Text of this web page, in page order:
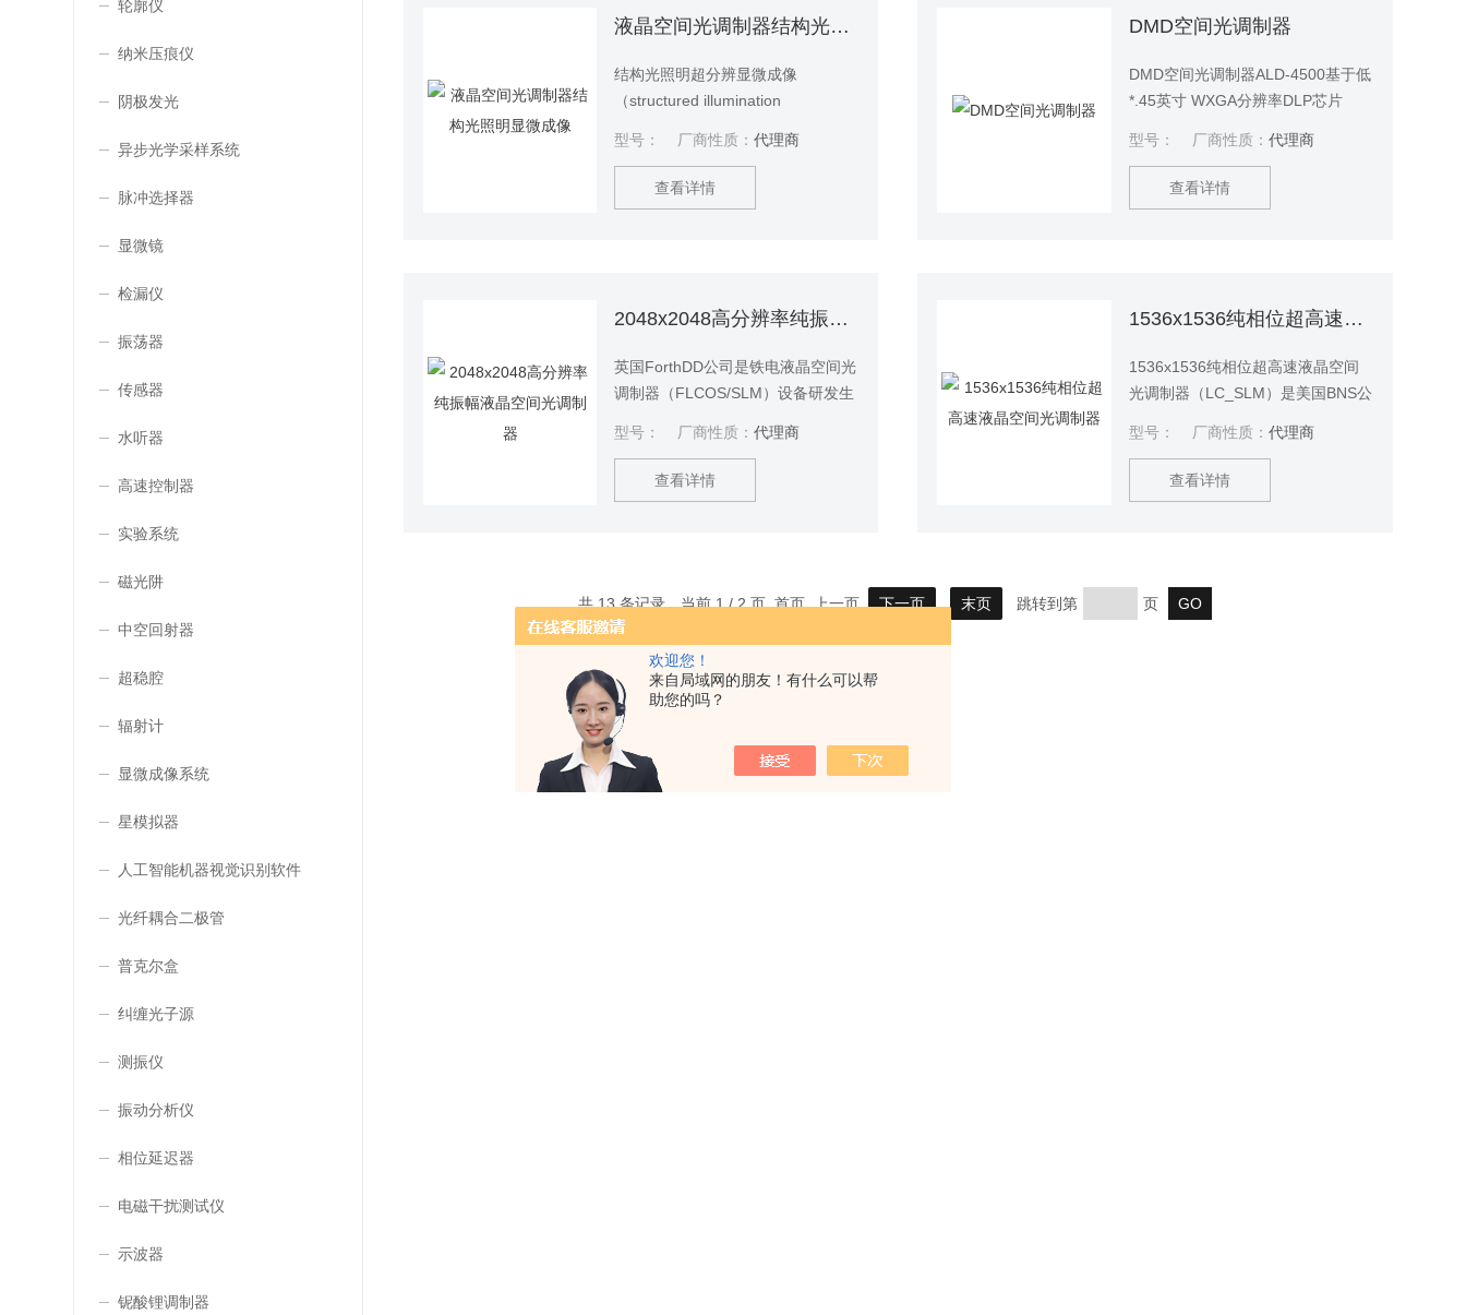
欢迎您！
来自局域网的朋友！有什么可以帮
助您的吗？
轮廓仪
纳米压痕仪
阴极发光
异步光学采样系统
脉冲选择器
显微镜
检漏仪
振荡器
传感器
水听器
高速控制器
实验系统
磁光阱
中空回射器
超稳腔
辐射计
显微成像系统
星模拟器
人工智能机器视觉识别软件
光纤耦合二极管
普克尔盒
纠缠光子源
测振仪
振动分析仪
相位延迟器
电磁干扰测试仪
示波器
铌酸锂调制器
器
液晶空间光调制器结构光照明显微成像
结构光照明超分辨显微成像
（structured illumination
平行的ON-OFF实现超分辨；在实际
使用时，通过在照明光路中插入一
个结构光的发生装置（如光栅，空
调制光所产生的荧光信号再被相机
明显微成像
型号： 厂商性质：代理商
查看详情
DMD空间光调制器
DMD空间光调制器ALD-4500基于低
*.45英寸 WXGA分辨率DLP芯片
接口，板载内存可存储7000张
912x1140分辨率二值图形数据，投
影帧频高达6.66kHz，内置SDK支持
3D打印。
型号： 厂商性质：代理商
查看详情
2048x2048高分辨率纯振幅液晶空间光调制器
英国ForthDD公司是铁电液晶空间光
调制器（FLCOS/SLM）设备研发生
光调制器（FLCOS）可用于振幅调
制或者二值相位调制,2048x2048高
分辨率纯振幅液晶空间光调制器
型号： 厂商性质：代理商
查看详情
1536x1536纯相位超高速液晶空间光调制器
1536x1536纯相位超高速液晶空间
光调制器（LC_SLM）是美国BNS公
品。 该款纯相位液晶空间光调制器
（SLM）具有分辨率高
（1536x1536）、大面阵
型号： 厂商性质：代理商
查看详情
共 13 条记录，当前 1 / 2 页 首页 上一页 下一页 末页 跳转到第 页